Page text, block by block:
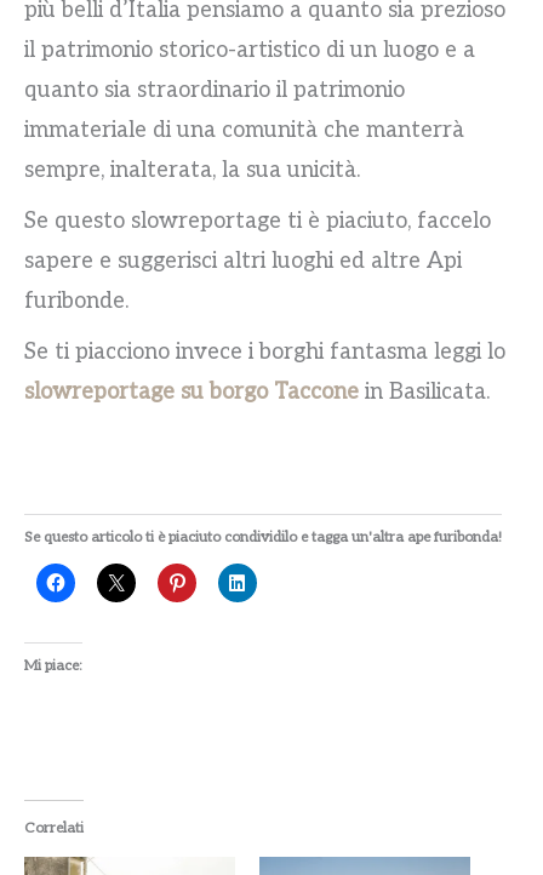
più belli d’Italia pensiamo a quanto sia prezioso
il patrimonio storico-artistico di un luogo e a
quanto sia straordinario il patrimonio
immateriale di una comunità che manterrà
sempre, inalterata, la sua unicità.
Se questo slowreportage ti è piaciuto, faccelo
sapere e suggerisci altri luoghi ed altre Api
furibonde.
Se ti piacciono invece i borghi fantasma leggi lo
slowreportage su borgo Taccone in Basilicata.
Se questo articolo ti è piaciuto condividilo e tagga un'altra ape furibonda!
Mi piace:
Correlati